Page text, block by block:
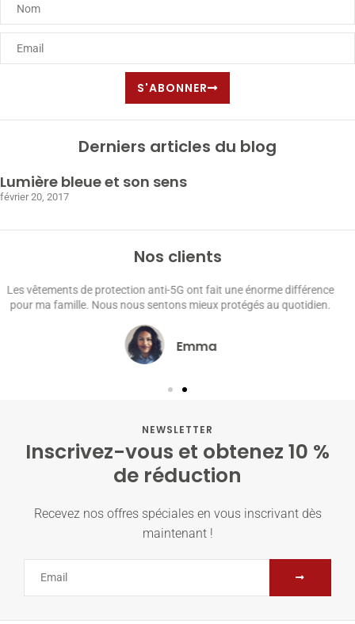
S'ABONNER
Derniers articles du blog
Lumière bleue et son sens
février 20, 2017
Nos clients
Les accessoires anti-5G ont amélioré ma qualité de vie. Je peux
maintenant profiter de mes appareils électroniques en toute confiance.
David
NEWSLETTER
Inscrivez-vous et obtenez 10 %
de réduction
Recevez nos offres spéciales en vous inscrivant dès
maintenant !